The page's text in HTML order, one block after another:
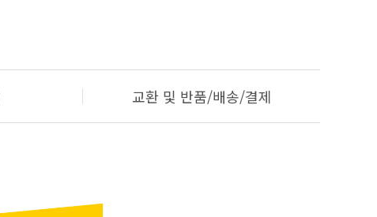
교환 및 반품/배송/결제